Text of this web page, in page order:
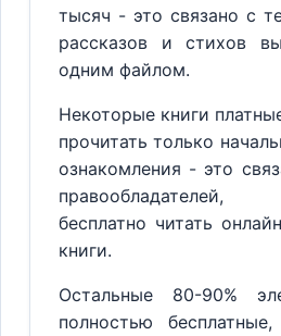
тысяч - это связано с
рассказов и стихов
одним файлом.
Некоторые книги
прочитать только
ознакомления - это
бесплатно читать
книги.
Остальные 80-90%
полностью